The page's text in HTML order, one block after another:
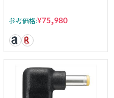
参考価格:¥75,980